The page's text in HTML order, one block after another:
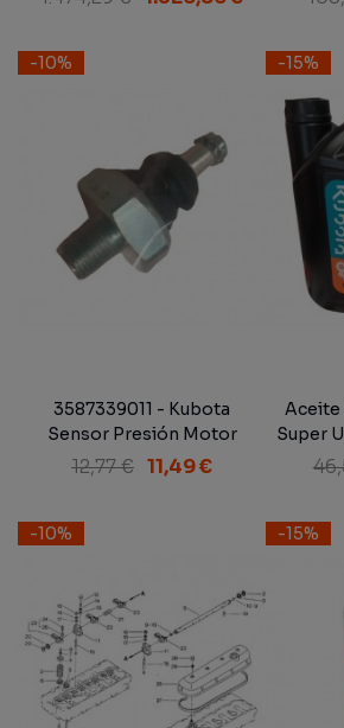
-10%
3587339011 - Kubota
Sensor Presión Motor
M8950 DT / SERIE M1
12,77 € 11,49 €
-15%
Aceite
Super
-10% -15%